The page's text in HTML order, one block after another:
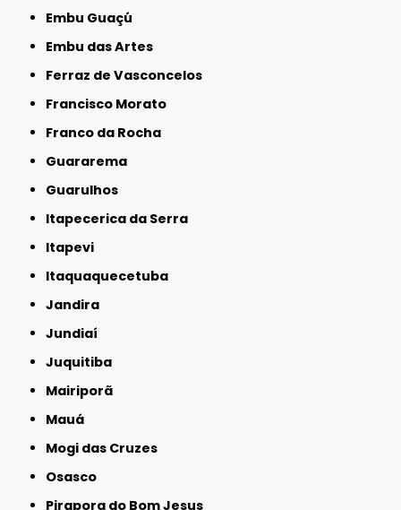
Embu Guaçú
Embu das Artes
Ferraz de Vasconcelos
Francisco Morato
Franco da Rocha
Guararema
Guarulhos
Itapecerica da Serra
Itapevi
Itaquaquecetuba
Jandira
Jundiaí
Juquitiba
Mairiporã
Mauá
Mogi das Cruzes
Osasco
Pirapora do Bom Jesus